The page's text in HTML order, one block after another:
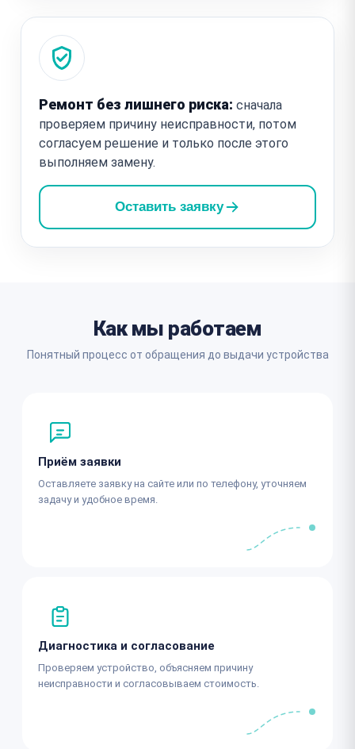
Ремонт без лишнего риска: сначала
проверяем причину неисправности, потом
согласуем решение и только после этого
выполняем замену.
Оставить заявку
Как мы работаем
Понятный процесс от обращения до выдачи устройства
Приём заявки
Оставляете заявку на сайте или по телефону, уточняем
задачу и удобное время.
Диагностика и согласование
Проверяем устройство, объясняем причину
неисправности и согласовываем стоимость.